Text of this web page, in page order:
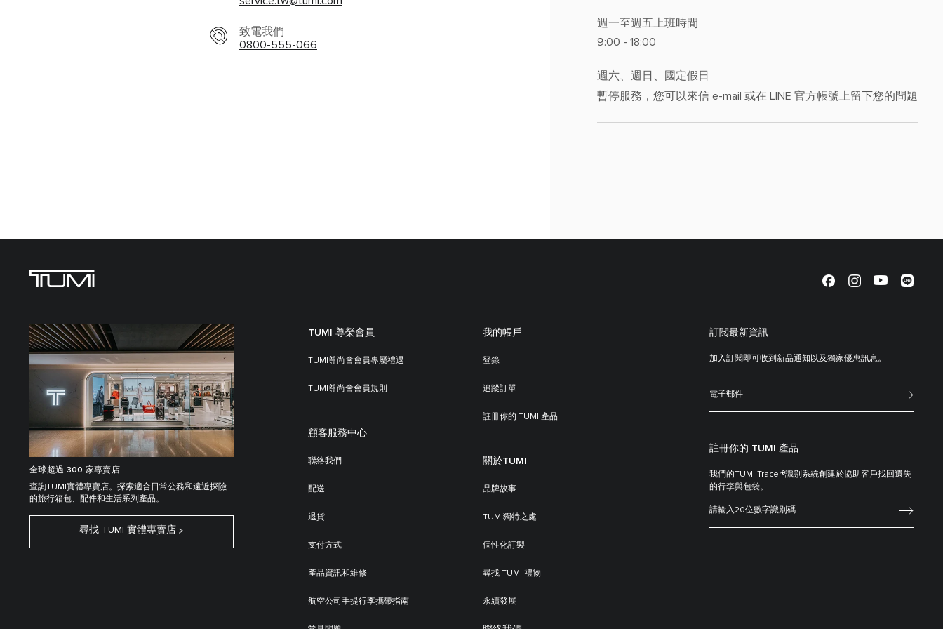
致電我們
0800-555-066
週一至週五上班時間
9:00 - 18:00
週六、週日、國定假日
暫停服務，您可以來信 e-mail 或在 LINE 官方帳號上留下您的問題
全球超過 300 家專賣店
查詢TUMI實體專賣店。探索適合日常公務和遠近探險
的旅行箱包、配件和生活系列產品。
尋找 TUMI 實體專賣店
TUMI 尊榮會員
TUMI尊尚會會員專屬禮遇
TUMI尊尚會會員規則
顧客服務中心
聯絡我們
配送
退貨
支付方式
產品資訊和維修
航空公司手提行李攜帶指南
我的帳戶
登錄
追蹤訂單
註冊你的 TUMI 產品
關於TUMI
品牌故事
TUMI獨特之處
個性化訂製
尋找 TUMI 禮物
永續發展
訂閲最新資訊
加入訂閱即可收到新品通知以及獨家優惠訊息。
註冊你的 TUMI 產品
我們的TUMI Tracer®識别系統創建於協助客戶找回遺失
的行李與包袋。